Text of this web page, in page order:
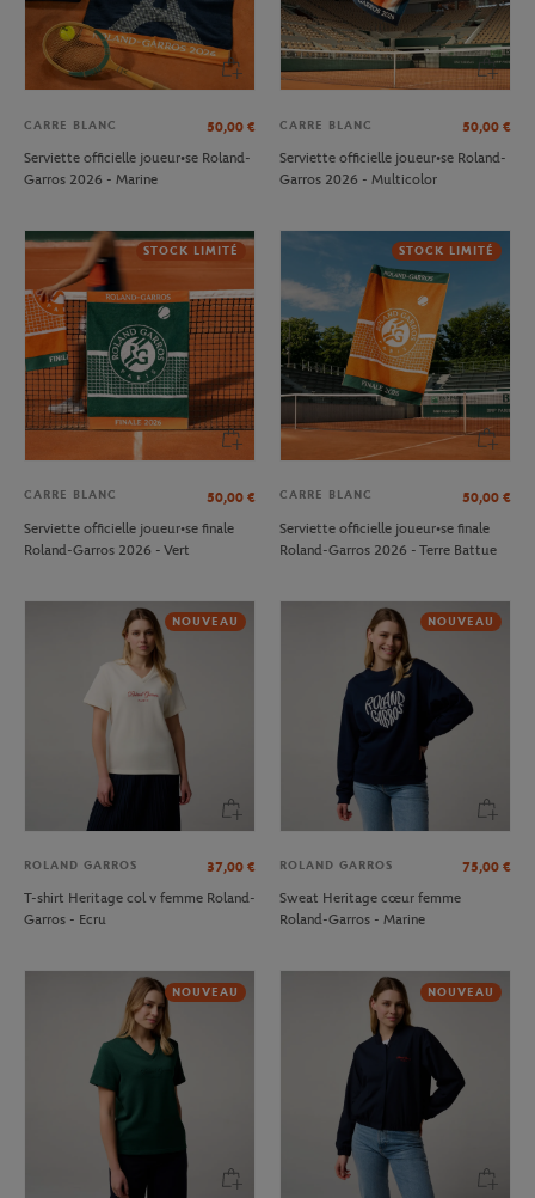
CARRE BLANC 50,00 €
Serviette officielle joueur•se Roland-
Garros 2026 - Marine
CARRE BLANC 50,00 €
Serviette officielle joueur•se Roland-
Garros 2026 - Multicolor
STOCK LIMITÉ
CARRE BLANC 50,00 €
Serviette officielle joueur•se finale
Roland-Garros 2026 - Vert
STOCK LIMITÉ
CARRE BLANC 50,00 €
Serviette officielle joueur•se finale
Roland-Garros 2026 - Terre Battue
NOUVEAU
ROLAND GARROS 37,00 €
T-shirt Heritage col v femme Roland-
Garros - Ecru
NOUVEAU
ROLAND GARROS 75,00 €
Sweat Heritage cœur femme
Roland-Garros - Marine
NOUVEAU NOUVEAU